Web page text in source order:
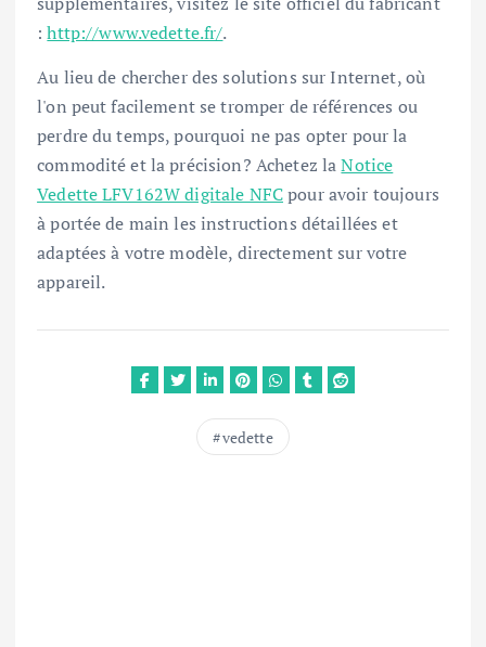
:http://www.vedette.fr/.
Au lieu de chercher des solutions sur Internet, où
l'on peut facilement se tromper de références ou
perdre du temps, pourquoi ne pas opter pour la
commodité et la précision? Achetez laNotice
Vedette LFV162W digitale NFCpour avoir toujours
à portée de main les instructions détaillées et
adaptées à votre modèle, directement sur votre
appareil.
vedette